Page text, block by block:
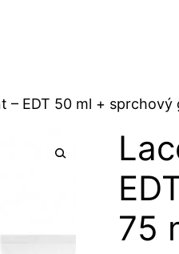
– EDT 50 ml + sprchový
75